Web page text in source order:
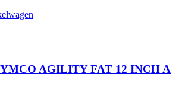
AGILITY FAT 12 INCH A